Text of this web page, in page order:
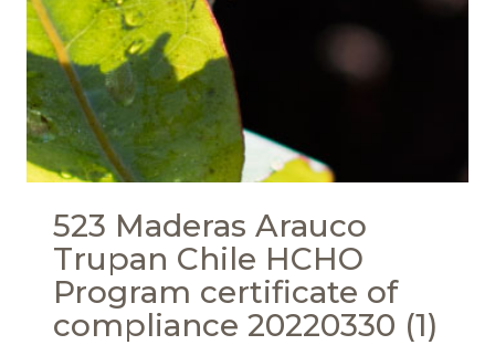
523 Maderas Arauco
Trupan Chile HCHO
Program certificate of
compliance 20220330 (1)